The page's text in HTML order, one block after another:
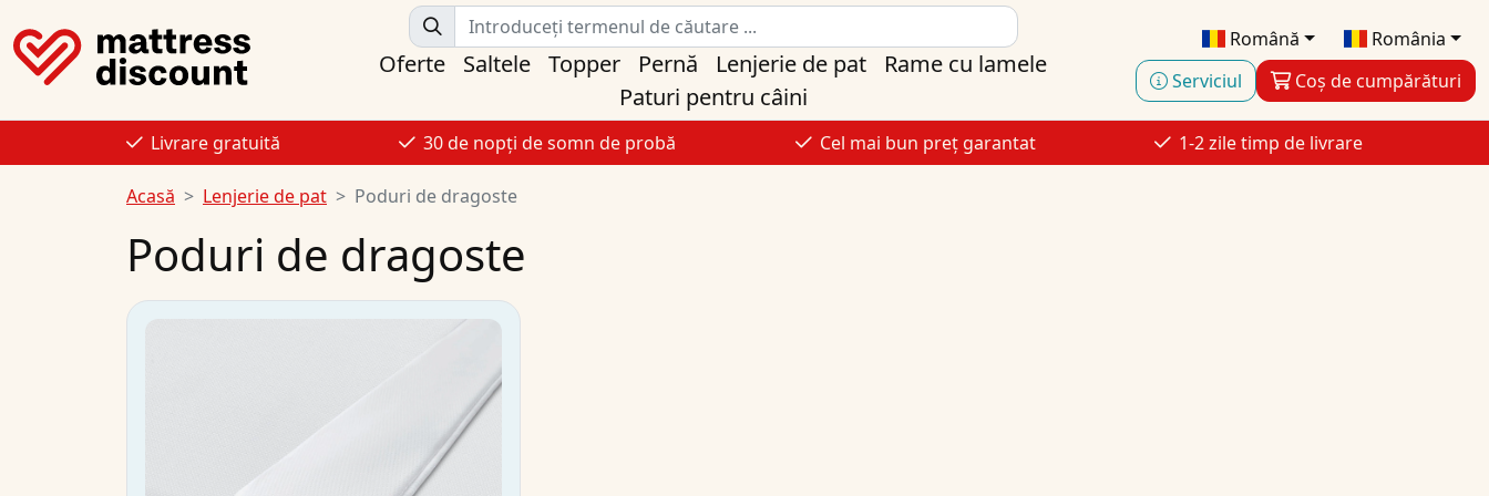
Română
România
Serviciul
Coș de cumpărături
Oferte Saltele Topper Pernă Lenjerie de pat
Rame cu lamele
Paturi pentru câini
Livrare gratuită 30 de nopți de somn de probă Cel mai bun preț garantat 1-2 zile timp de livrare
Acasă Lenjerie de pat Poduri de dragoste
Poduri de dragoste